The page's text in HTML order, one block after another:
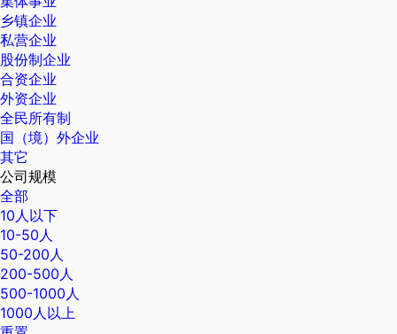
乡镇企业
私营企业
股份制企业
合资企业
外资企业
全民所有制
国（境）外企业
其它
公司规模
全部
10人以下
10-50人
50-200人
200-500人
500-1000人
1000人以上